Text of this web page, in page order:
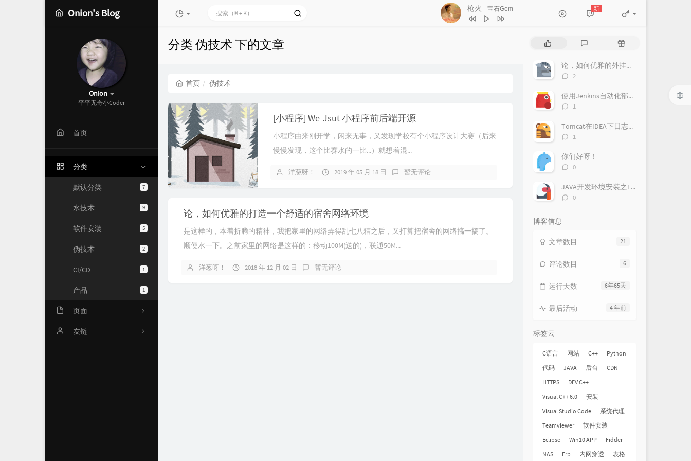
Onion's Blog 枪火 - 宝石Gem
李健
宝石Gem
Fort Minor / Styles of Beyond
新
Onion
平平无奇小Coder
首页
分类
7
默认分类
9
水技术
5
软件安装
2
伪技术
1
CI/CD
1
产品
页面
文章归档
友链
分类 伪技术 下的文章
首页 伪技术
[小程序] We-Jsut 小程序前后端开源
小程序由来刚开学，闲来无事，又发现学校有个小程序设计大赛（后来
慢慢发现，这个比赛水的一比...）就想着混...
洋葱呀！ 2019 年 05 月 18 日 暂无评论
论，如何优雅的打造一个舒适的宿舍网络环境
是这样的，本着折腾的精神，我把家里的网络弄得乱七八糟之后，又打算把宿舍的网络搞一搞了。
顺便水一下。之前家里的网络是这样的：移动100M(送的)，联通50M...
洋葱呀！ 2018 年 12 月 02 日 暂无评论
评
随
文论，如何优雅的外挂全英字幕学习英语啊
评
数：
2
使用Jenkins自动化部署前后端
评
数：
1
Tomcat在IDEA下日志乱码
评
数：
1
你们好呀！
评
数：
0
JAVA开发环境安装之Eclipse IDE
评
0
博客信息
21
文章数目
6
评论数目
6年65天
运行天数
4 年前
最后活动
标签云
C语言 网站 C++
Python
代码
JAVA 后台
CDN
HTTPS
DEV C++
Visual C++ 6.0
安装
Visual Studio Code
系统代理
Teamviewer
软件安装
Eclipse
Win10 APP
Fidder
NAS
Frp 内网穿透 表格